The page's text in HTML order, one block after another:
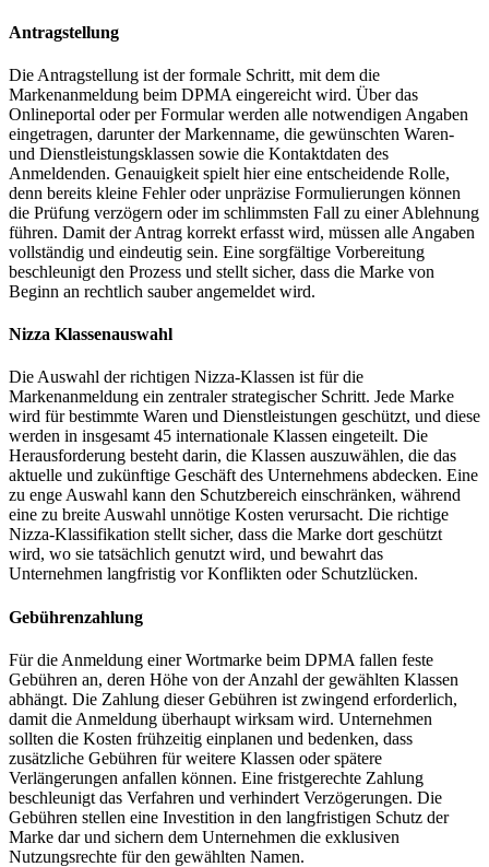
Antragstellung
Die Antragstellung ist der formale Schritt, mit dem die
Markenanmeldung beim DPMA eingereicht wird. Über das
Onlineportal oder per Formular werden alle notwendigen Angaben
eingetragen, darunter der Markenname, die gewünschten Waren-
und Dienstleistungsklassen sowie die Kontaktdaten des
Anmeldenden. Genauigkeit spielt hier eine entscheidende Rolle,
denn bereits kleine Fehler oder unpräzise Formulierungen können
die Prüfung verzögern oder im schlimmsten Fall zu einer Ablehnung
führen. Damit der Antrag korrekt erfasst wird, müssen alle Angaben
vollständig und eindeutig sein. Eine sorgfältige Vorbereitung
beschleunigt den Prozess und stellt sicher, dass die Marke von
Beginn an rechtlich sauber angemeldet wird.
Nizza Klassenauswahl
Die Auswahl der richtigen Nizza-Klassen ist für die
Markenanmeldung ein zentraler strategischer Schritt. Jede Marke
wird für bestimmte Waren und Dienstleistungen geschützt, und diese
werden in insgesamt 45 internationale Klassen eingeteilt. Die
Herausforderung besteht darin, die Klassen auszuwählen, die das
aktuelle und zukünftige Geschäft des Unternehmens abdecken. Eine
zu enge Auswahl kann den Schutzbereich einschränken, während
eine zu breite Auswahl unnötige Kosten verursacht. Die richtige
Nizza-Klassifikation stellt sicher, dass die Marke dort geschützt
wird, wo sie tatsächlich genutzt wird, und bewahrt das
Unternehmen langfristig vor Konflikten oder Schutzlücken.
Gebührenzahlung
Für die Anmeldung einer Wortmarke beim DPMA fallen feste
Gebühren an, deren Höhe von der Anzahl der gewählten Klassen
abhängt. Die Zahlung dieser Gebühren ist zwingend erforderlich,
damit die Anmeldung überhaupt wirksam wird. Unternehmen
sollten die Kosten frühzeitig einplanen und bedenken, dass
zusätzliche Gebühren für weitere Klassen oder spätere
Verlängerungen anfallen können. Eine fristgerechte Zahlung
beschleunigt das Verfahren und verhindert Verzögerungen. Die
Gebühren stellen eine Investition in den langfristigen Schutz der
Marke dar und sichern dem Unternehmen die exklusiven
Nutzungsrechte für den gewählten Namen.